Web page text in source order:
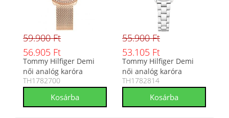
59.900 Ft
56.905 Ft
Tommy Hilfiger Demi
női analóg karóra
TH1782700
TH1782700
55.900 Ft
53.105 Ft
Tommy Hilfiger Demi
női analóg karóra
TH1782814
TH1782814